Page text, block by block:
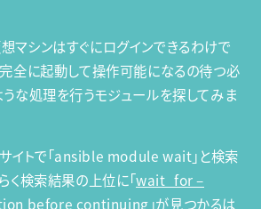
マシンはすぐにログインできるわけで
全に起動して操作可能になるの待つ必
うな処理を行うモジュールを探してみま
イトで「ansible module wait」と検索
く検索結果の上位に「wait_for –
before continuing 」が見つかるは